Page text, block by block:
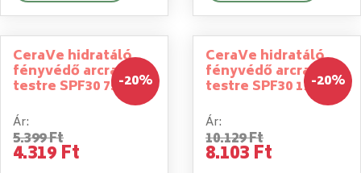
-20%
CeraVe hidratáló
fényvédő arcra-
testre SPF30 75ml
Ár:
5.399 Ft
4.319 Ft
-20%
CeraVe hidratáló
fényvédő arcra-
testre SPF30 177ml
Ár:
10.129 Ft
8.103 Ft